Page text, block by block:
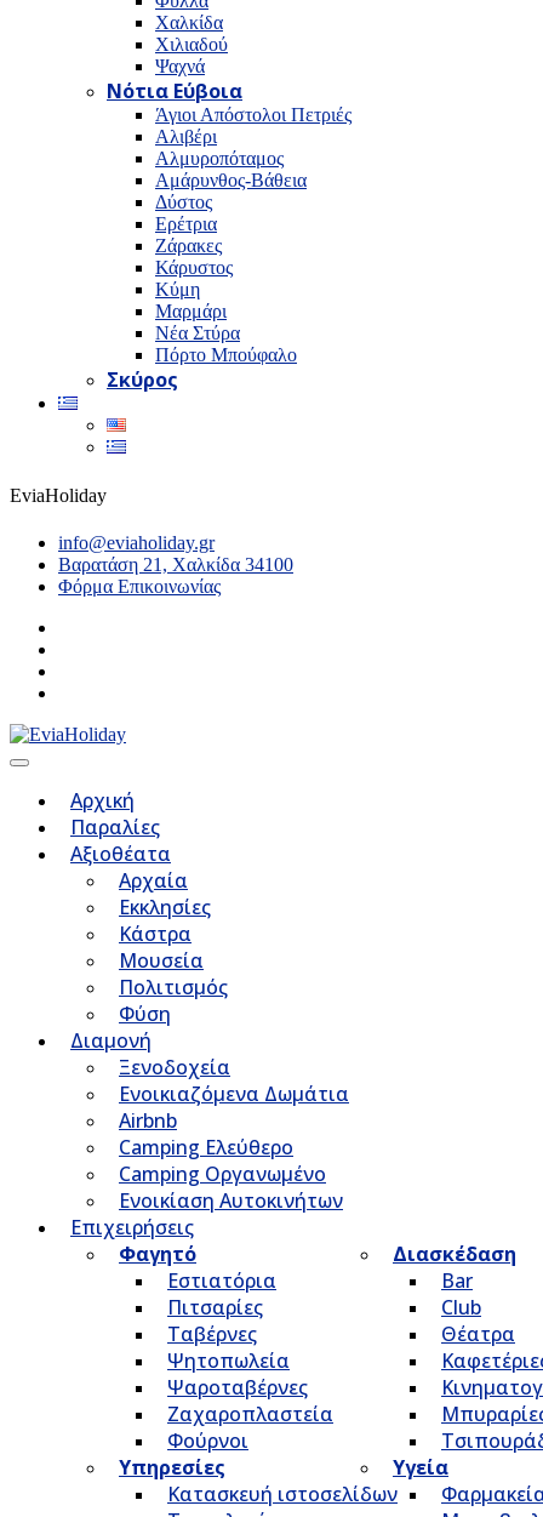
Χαλκίδα
Χιλιαδού
Ψαχνά
Νότια Εύβοια
Άγιοι Απόστολοι Πετριές
Αλιβέρι
Αλμυροπόταμος
Αμάρυνθος-Βάθεια
Δύστος
Ερέτρια
Ζάρακες
Κάρυστος
Κύμη
Μαρμάρι
Νέα Στύρα
Πόρτο Μπούφαλο
Σκύρος
EviaHoliday
info@eviaholiday.gr
Βαρατάση 21, Χαλκίδα 34100
Φόρμα Επικοινωνίας
Αρχική
Παραλίες
Αξιοθέατα
Αρχαία
Εκκλησίες
Κάστρα
Μουσεία
Πολιτισμός
Φύση
Διαμονή
Ξενοδοχεία
Ενοικιαζόμενα Δωμάτια
Airbnb
Camping Ελεύθερο
Camping Οργανωμένο
Ενοικίαση Αυτοκινήτων
Επιχειρήσεις
Φαγητό
Εστιατόρια
Πιτσαρίες
Ταβέρνες
Ψητοπωλεία
Ψαροταβέρνες
Ζαχαροπλαστεία
Φούρνοι
Διασκέδαση
Bar
Club
Θέατρα
Υπηρεσίες
Κατασκευή ιστοσελίδων
Υγεία